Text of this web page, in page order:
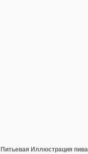
Иллюстрация пива